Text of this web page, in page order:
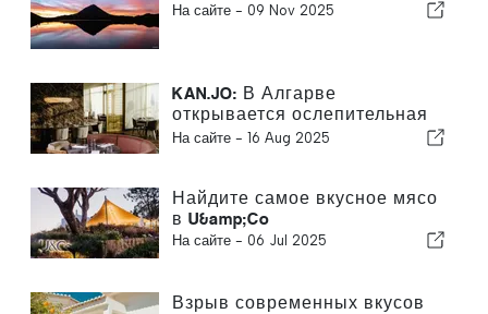
На сайте - 09 Nov 2025
KAN.JO: В Алгарве
открывается ослепительная
новая глава в азиатской
На сайте - 16 Aug 2025
Найдите самое вкусное мясо
в U&amp;Co
На сайте - 06 Jul 2025
Взрыв современных вкусов